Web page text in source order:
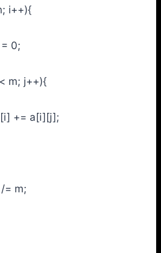
i++){
0;
j++){
+= a[i][j];
m;